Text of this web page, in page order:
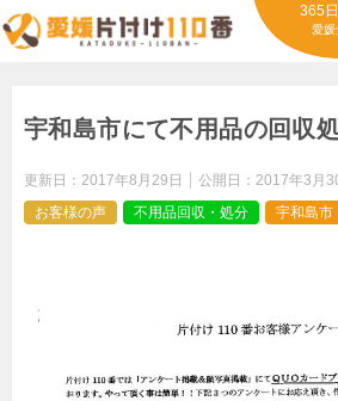
365
愛媛
宇和島市にて不用品の回収
更新日： 2017年8月29日 公開日： 2017年3月
お客様の声
不用品回収・処分 宇和島市